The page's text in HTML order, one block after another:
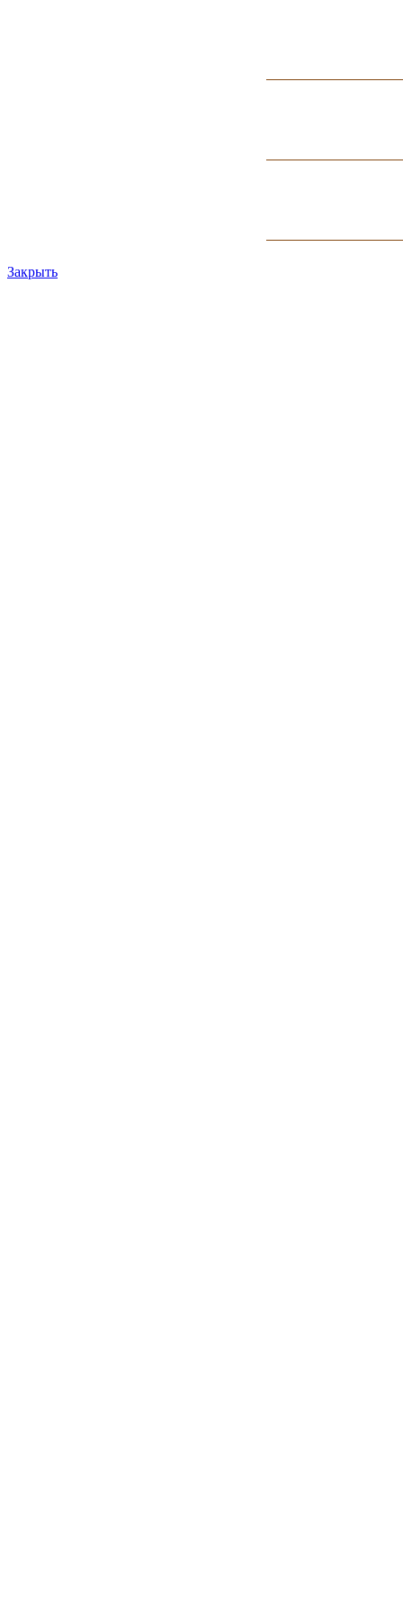
Закрыть